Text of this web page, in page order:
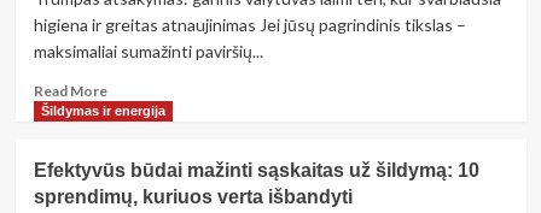
etiketes
ir
išvengti
cheminių
medžiagų
higiena ir greitas atnaujinimas Jei jūsų pagrindinis tikslas –
maksimaliai sumažinti paviršių...
Read MoreRead
more
garinis
valytuvas
Šildymas ir energija
Efektyvūs būdai mažinti sąskaitas už šildymą: 10
sprendimų, kuriuos verta išbandyti